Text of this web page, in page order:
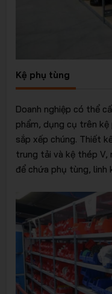
Kệ phụ tùng
Doanh nghiệp có thể
phẩm, dụng cụ trên
sắp xếp chúng. Thiết
trung tải và kệ thép V,
để chứa phụ tùng, linh